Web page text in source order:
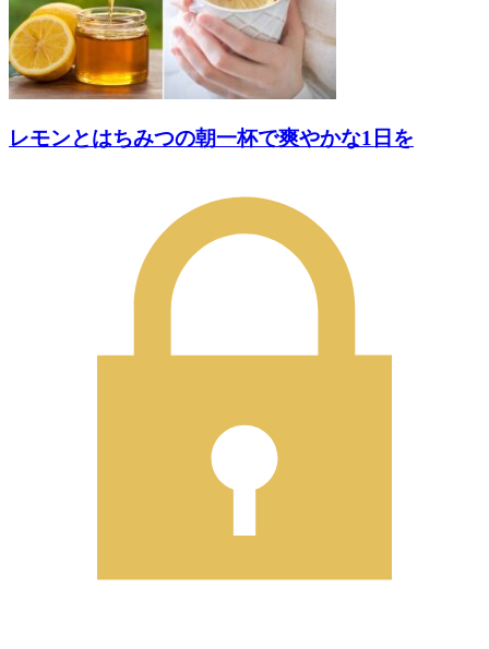
レモンとはちみつの朝一杯で爽やかな1日を